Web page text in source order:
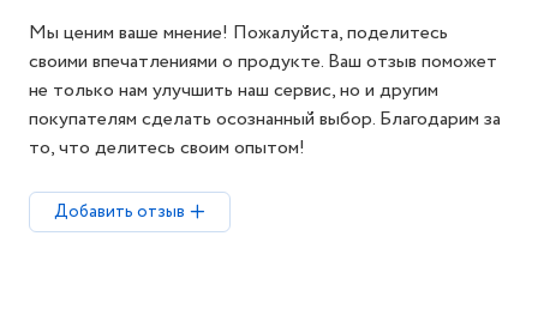
Мы ценим ваше мнение! Пожалуйста, поделитесь
своими впечатлениями о продукте. Ваш отзыв поможет
не только нам улучшить наш сервис, но и другим
покупателям сделать осознанный выбор. Благодарим за
то, что делитесь своим опытом!
Добавить отзыв